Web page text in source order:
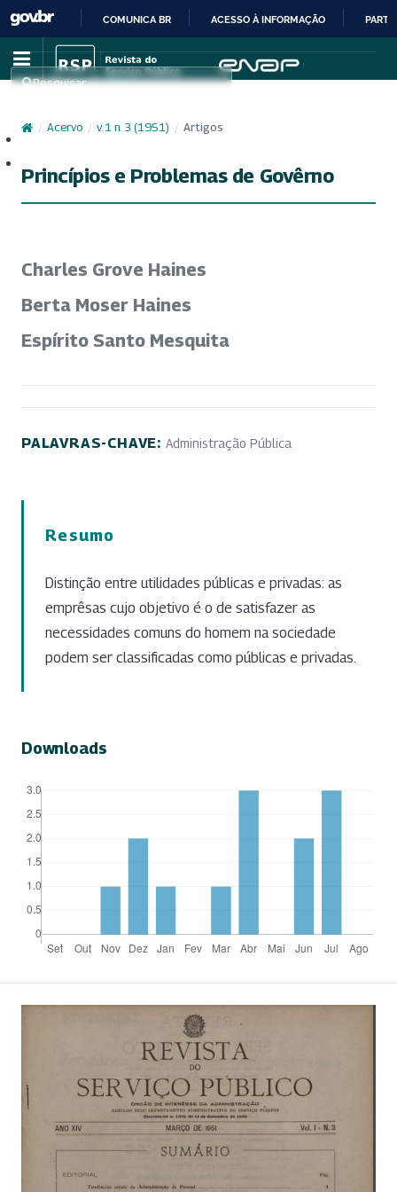
IR
PARA
CONTEÚDO
COMUNICA BR ACESSO À INFORMAÇÃO
Pesquisar
/ Acervo / v. 1 n. 3 (1951) / Artigos
Princípios e Problemas de Govêrno
Charles Grove Haines
Berta Moser Haines
Espírito Santo Mesquita
PALAVRAS-CHAVE: Administração Pública
Resumo
Distinção entre utilidades públicas e privadas: as
emprêsas cujo objetivo é o de satisfazer as
necessidades comuns do homem na sociedade
podem ser classificadas como públicas e privadas.
Downloads